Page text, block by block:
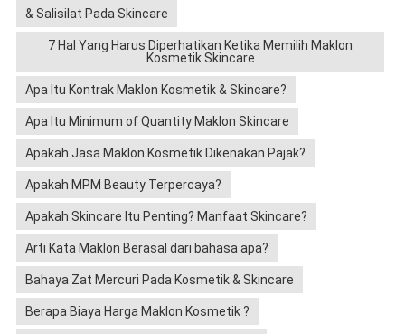
& Salisilat Pada Skincare
7 Hal Yang Harus Diperhatikan Ketika Memilih Maklon
Kosmetik Skincare
Apa Itu Kontrak Maklon Kosmetik & Skincare?
Apa Itu Minimum of Quantity Maklon Skincare
Apakah Jasa Maklon Kosmetik Dikenakan Pajak?
Apakah MPM Beauty Terpercaya?
Apakah Skincare Itu Penting? Manfaat Skincare?
Arti Kata Maklon Berasal dari bahasa apa?
Bahaya Zat Mercuri Pada Kosmetik & Skincare
Berapa Biaya Harga Maklon Kosmetik ?